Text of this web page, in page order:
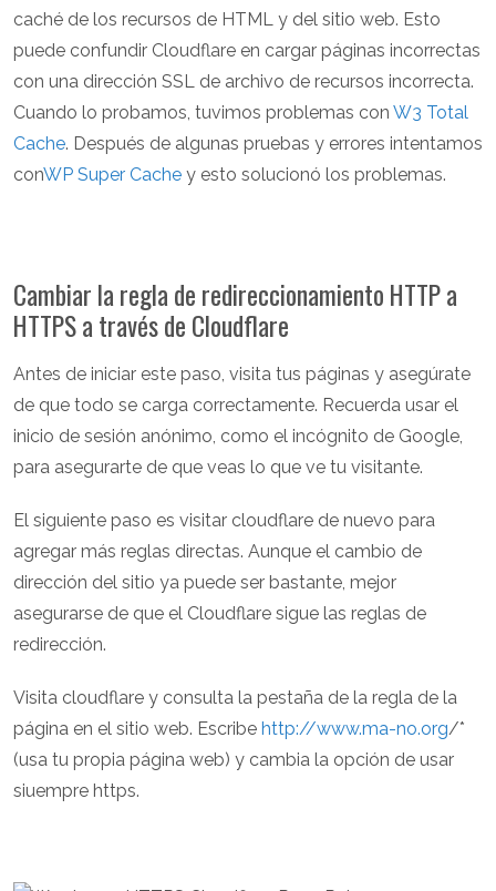
caché de los recursos de HTML y del sitio web. Esto
puede confundir Cloudflare en cargar páginas incorrectas
con una dirección SSL de archivo de recursos incorrecta.
Cuando lo probamos, tuvimos problemas con W3 Total
Cache. Después de algunas pruebas y errores intentamos
conWP Super Cache y esto solucionó los problemas.
Cambiar la regla de redireccionamiento HTTP a
HTTPS a través de Cloudflare
Antes de iniciar este paso, visita tus páginas y asegúrate
de que todo se carga correctamente. Recuerda usar el
inicio de sesión anónimo, como el incógnito de Google,
para asegurarte de que veas lo que ve tu visitante.
El siguiente paso es visitar cloudflare de nuevo para
agregar más reglas directas. Aunque el cambio de
dirección del sitio ya puede ser bastante, mejor
asegurarse de que el Cloudflare sigue las reglas de
redirección.
Visita cloudflare y consulta la pestaña de la regla de la
página en el sitio web. Escribe http://www.ma-no.org/*
(usa tu propia página web) y cambia la opción de usar
siuempre https.